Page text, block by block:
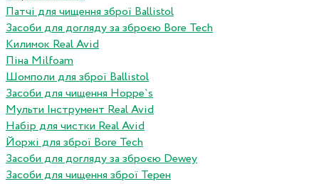
Патчі для чищення зброї Ballistol
Засоби для догляду за зброєю Bore Tech
Килимок Real Avid
Піна Milfoam
Шомполи для зброї Ballistol
Засоби для чищення Hoppe`s
Мульти Інструмент Real Avid
Набір для чистки Real Avid
Йоржі для зброї Bore Tech
Засоби для догляду за зброєю Dewey
Засоби для чищення зброї Терен